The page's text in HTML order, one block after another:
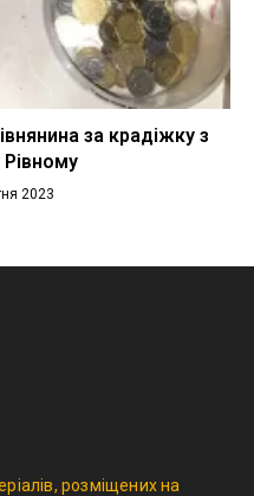
за крадіжку з
Рівному
2023
розміщених на